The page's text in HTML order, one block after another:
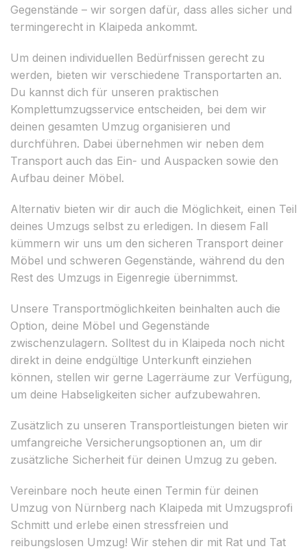
Gegenstände – wir sorgen dafür, dass alles sicher und
termingerecht in Klaipeda ankommt.
Um deinen individuellen Bedürfnissen gerecht zu
werden, bieten wir verschiedene Transportarten an.
Du kannst dich für unseren praktischen
Komplettumzugsservice entscheiden, bei dem wir
deinen gesamten Umzug organisieren und
durchführen. Dabei übernehmen wir neben dem
Transport auch das Ein- und Auspacken sowie den
Aufbau deiner Möbel.
Alternativ bieten wir dir auch die Möglichkeit, einen Teil
deines Umzugs selbst zu erledigen. In diesem Fall
kümmern wir uns um den sicheren Transport deiner
Möbel und schweren Gegenstände, während du den
Rest des Umzugs in Eigenregie übernimmst.
Unsere Transportmöglichkeiten beinhalten auch die
Option, deine Möbel und Gegenstände
zwischenzulagern. Solltest du in Klaipeda noch nicht
direkt in deine endgültige Unterkunft einziehen
können, stellen wir gerne Lagerräume zur Verfügung,
um deine Habseligkeiten sicher aufzubewahren.
Zusätzlich zu unseren Transportleistungen bieten wir
umfangreiche Versicherungsoptionen an, um dir
zusätzliche Sicherheit für deinen Umzug zu geben.
Vereinbare noch heute einen Termin für deinen
Umzug von Nürnberg nach Klaipeda mit Umzugsprofi
Schmitt und erlebe einen stressfreien und
reibungslosen Umzug! Wir stehen dir mit Rat und Tat